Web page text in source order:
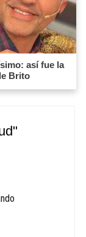
así fue la
Brito